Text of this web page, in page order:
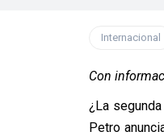
Internacional
Con
¿La
Petro